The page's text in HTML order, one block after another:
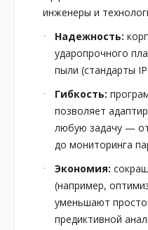
инженеры и
Надежность:
ударопрочного
пыли (стандарты
Гибкость:
позволяет
любую задачу —
до мониторинга
Экономия:
(например,
уменьшают
предиктивной